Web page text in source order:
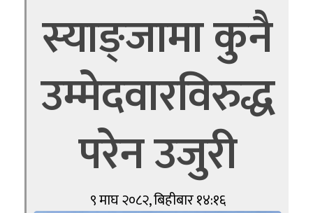
स्याङ्जामा कुनै
उम्मेदवारविरुद्ध
परेन उजुरी
९ माघ २०८२, बिहीबार १४:१६